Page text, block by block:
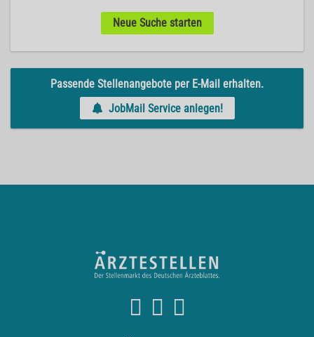
Neue Suche starten
Passende Stellenangebote per E-Mail erhalten.
JobMail Service anlegen!